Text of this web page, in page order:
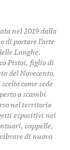
nel 2019 dalla
di portare l’arte
Langhe.
Pistoi, figlio di
del Novecento,
come sede
a scambi
nel territorio
espositivi nei
cappelle,
di nuova